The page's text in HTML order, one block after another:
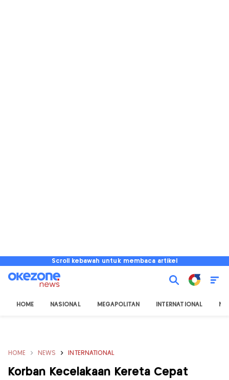
Scroll kebawah untuk membaca artikel
HOME NASIONAL MEGAPOLITAN INTERNATIONAL
HOME NEWS INTERNATIONAL
Korban Kecelakaan Kereta Cepat